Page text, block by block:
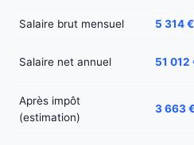
Salaire brut mensuel 5 314 €
Salaire net annuel 51 012
Après impôt
(estimation)
3 663